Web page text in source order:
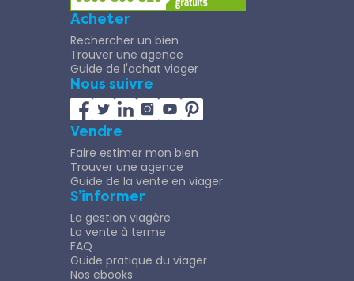
Acheter
Rechercher un bien
Trouver une agence
Guide de l'achat viager
Nous suivre
Vendre
Faire estimer mon bien
Trouver une agence
Guide de la vente en viager
S’informer
La gestion viagère
La vente à terme
FAQ
Guide pratique du viager
Nos ebooks